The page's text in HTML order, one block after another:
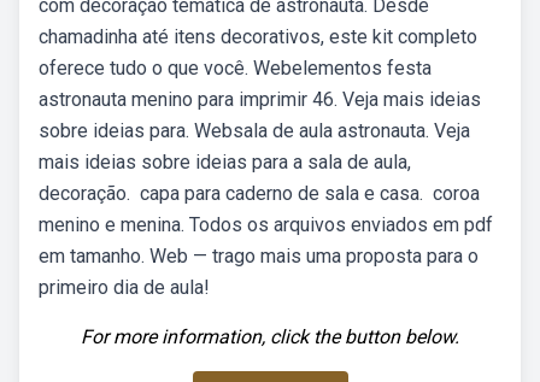
com decoração temática de astronauta. Desde
chamadinha até itens decorativos, este kit completo
oferece tudo o que você. Webelementos festa
astronauta menino para imprimir 46. Veja mais ideias
sobre ideias para. Websala de aula astronauta. Veja
mais ideias sobre ideias para a sala de aula,
decoração. ️ capa para caderno de sala e casa. ️ coroa
menino e menina. Todos os arquivos enviados em pdf
em tamanho. Web — trago mais uma proposta para o
primeiro dia de aula!
For more information, click the button below.